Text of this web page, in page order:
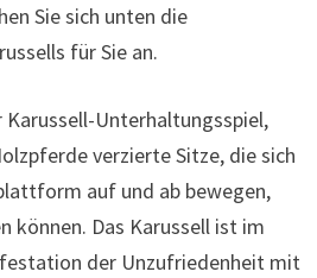
Sie sich unten die
für Sie an.
Karussell-Unterhaltungsspiel,
verzierte Sitze, die sich
auf und ab bewegen,
können. Das Karussell ist im
der Unzufriedenheit mit